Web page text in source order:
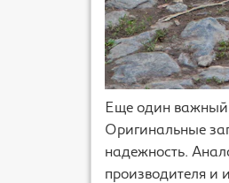
Еще один важный
Оригинальные
надежность.
производителя и